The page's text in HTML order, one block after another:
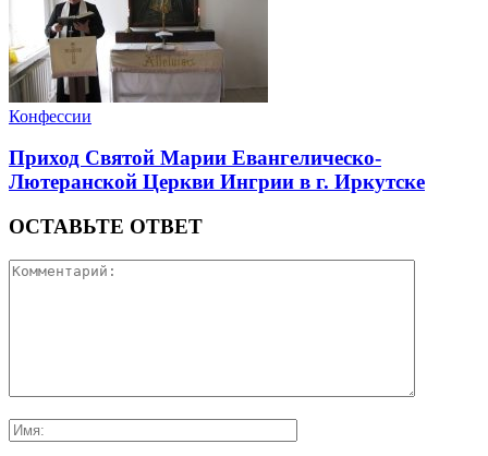
Конфессии
Приход Святой Марии Евангелическо-
Лютеранской Церкви Ингрии в г. Иркутске
ОСТАВЬТЕ ОТВЕТ